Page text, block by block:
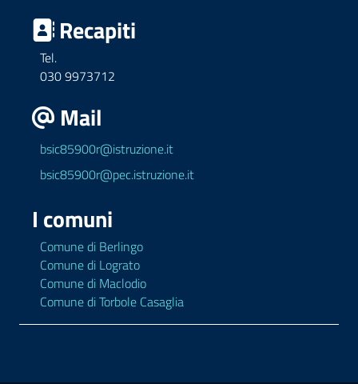
Recapiti
Tel.
030 9973712
Mail
bsic85900r@istruzione.it
bsic85900r@pec.istruzione.it
I comuni
Comune di Berlingo
Comune di Lograto
Comune di Maclodio
Comune di Torbole Casaglia